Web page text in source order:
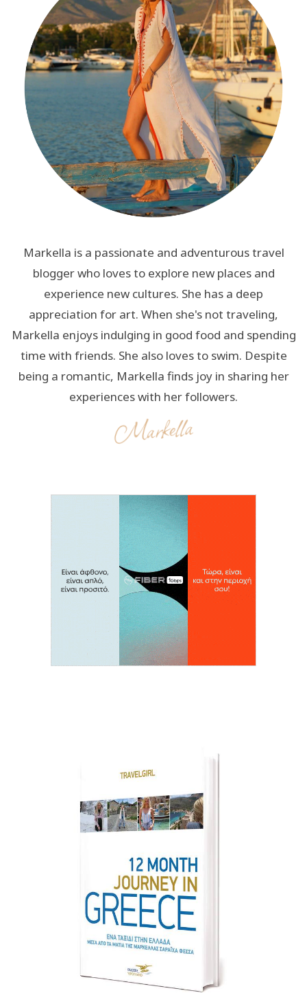
Markella is a passionate and adventurous travel
blogger who loves to explore new places and
experience new cultures. She has a deep
appreciation for art. When she's not traveling,
Markella enjoys indulging in good food and spending
time with friends. She also loves to swim. Despite
being a romantic, Markella finds joy in sharing her
experiences with her followers.